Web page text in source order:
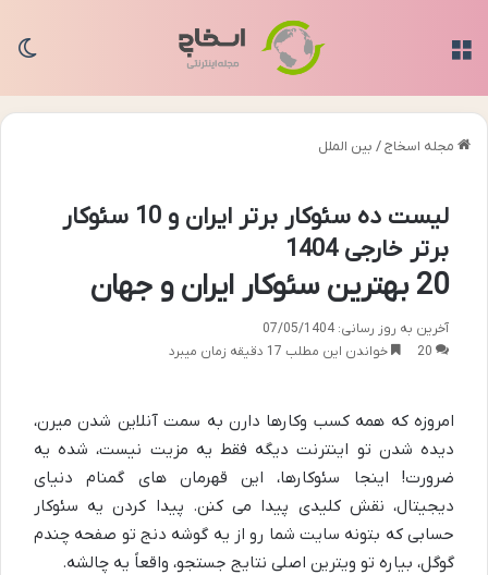
مجله اسخاج/ بین الملل
لیست ده سئوکار برتر ایران و 10 سئوکار
برتر خارجی 1404
20 بهترین سئوکار ایران و جهان
آخرین به روز رسانی: 07/05/1404
20
خواندن این مطلب 17 دقیقه زمان میبرد
امروزه که همه کسب وکارها دارن به سمت آنلاین شدن میرن،
دیده شدن تو اینترنت دیگه فقط یه مزیت نیست، شده یه
ضرورت! اینجا سئوکارها، این قهرمان های گمنام دنیای
دیجیتال، نقش کلیدی پیدا می کنن. پیدا کردن یه سئوکار
حسابی که بتونه سایت شما رو از یه گوشه دنج تو صفحه چندم
گوگل، بیاره تو ویترین اصلی نتایج جستجو، واقعاً یه چالشه.